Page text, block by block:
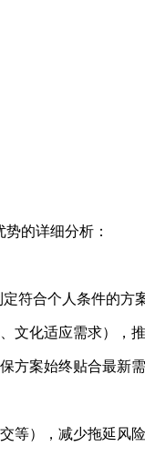
的详细分析：
合个人条件的方
化适应需求），
方案始终贴合最新需
等），减少拖延风险